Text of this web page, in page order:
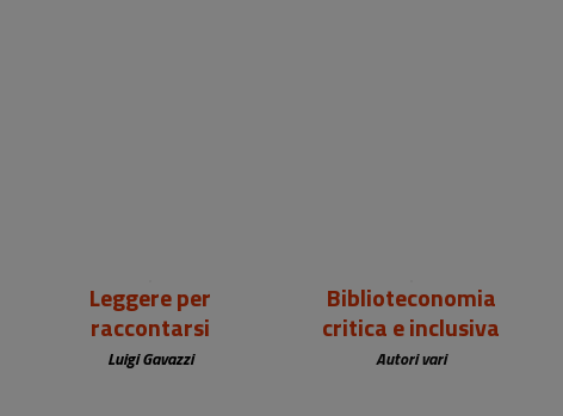
Leggere per
raccontarsi
Luigi Gavazzi
Biblioteconomia
critica e inclusiva
Autori vari